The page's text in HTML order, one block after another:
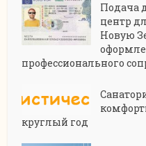
Подача
центр
Новую
профессионального
круглый год